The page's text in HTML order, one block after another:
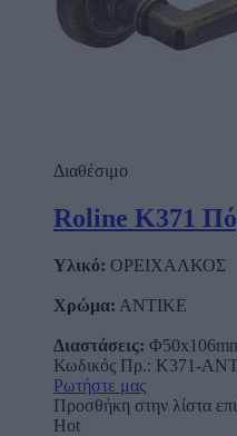
Διαθέσιμο
Roline Κ371
Υλικό: ΟΡΕΙΧΑΛΚΟΣ
Χρώμα: ΑΝΤΙΚΕ
Διαστάσεις:
Κωδικός Πρ.: Κ371-
Ρωτήστε μας
Προσθήκη στην λίστα
Hot